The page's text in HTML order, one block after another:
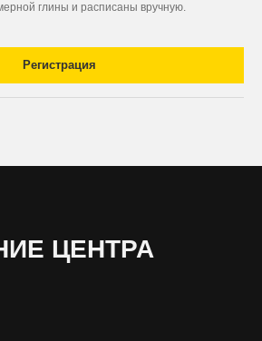
глины и расписаны вручную.
Регистрация
ЦЕНТРА